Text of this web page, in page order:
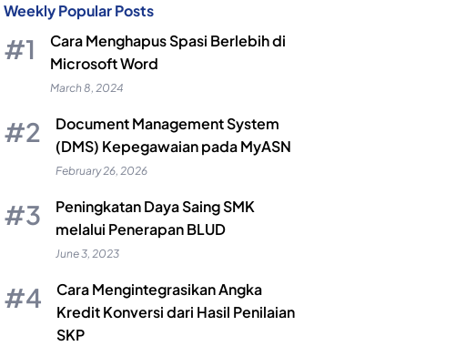
Weekly Popular Posts
Cara Menghapus Spasi Berlebih di
Microsoft Word
March 8, 2024
Document Management System
(DMS) Kepegawaian pada MyASN
February 26, 2026
Peningkatan Daya Saing SMK
melalui Penerapan BLUD
June 3, 2023
Cara Mengintegrasikan Angka
Kredit Konversi dari Hasil Penilaian
SKP